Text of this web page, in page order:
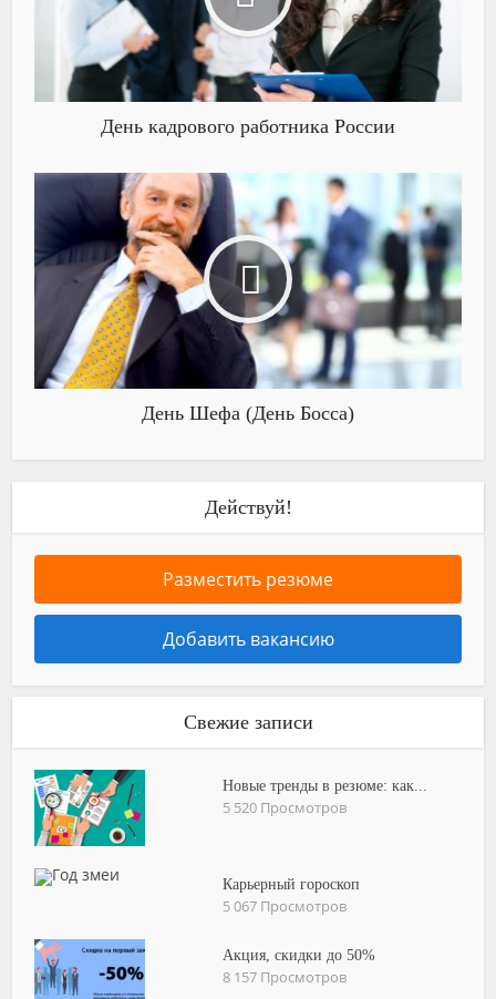
День кадрового работника России
День Шефа (День Босса)
Действуй!
Разместить резюме
Добавить вакансию
Свежие записи
Новые тренды в резюме: как...
5 520 Просмотров
Карьерный гороскоп
5 067 Просмотров
Акция, скидки до 50%
8 157 Просмотров